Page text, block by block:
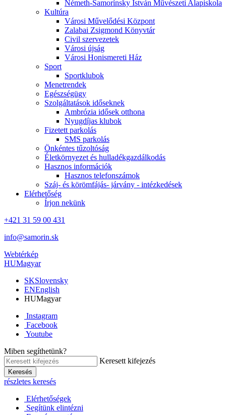
Németh-Šamorínsky István Művészeti Alapiskola
Kultúra
Városi Művelődési Központ
Zalabai Zsigmond Könyvtár
Civil szervezetek
Városi újság
Városi Honismereti Ház
Sport
Sportklubok
Menetrendek
Egészségügy
Szolgáltatások időseknek
Ambrózia idősek otthona
Nyugdíjas klubok
Fizetett parkolás
SMS parkolás
Önkéntes tűzoltóság
Életkörnyezet és hulladékgazdálkodás
Hasznos információk
Hasznos telefonszámok
Száj- és körömfájás- járvány - intézkedések
Elérhetőség
Írjon nekünk
+421 31 59 00 431
info@samorin.sk
Webtérkép
HUMagyar
SKSlovensky
ENEnglish
HUMagyar
Instagram
Facebook
Youtube
Miben segíthetünk?
Keresett kifejezés
Keresés
részletes keresés
Elérhetőségek
Segítünk elintézni